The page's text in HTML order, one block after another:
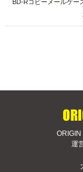
BD-Rコピーメールケー
運